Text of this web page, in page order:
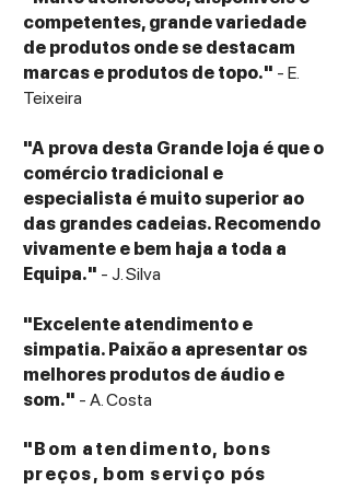
um aspecto de monitor puro — sem
adornos, sem compromissos.
ESPECIFICAÇÕES TÉCNICAS:
Screen: 55" OLED WRGB, response time 1
Resolution: 4K Ultra HD (3840 × 2160)
Brightness: approx. 800 cd/m² / Viewing
angle: 120°
HDR support: HLG, HDR10, HDR10+, Dolby
Vision IQ (incl. IQ Processing)
Wide Colour Gamut: Yes / UHD scaling, AI
Tuners: Twin triple-tuner (DVB-T2 / DVB-C
/ DVB-S2)
Dual channel: Yes — parallel USB recording
+ timeshift
(H.264), HEVC (H.265), H.266
Streaming: HD+, Zattoo supported
competentes, grande variedade
de produtos onde se destacam
marcas e produtos de topo." - E.
Teixeira
"A prova desta Grande loja é que o
comércio tradicional e
especialista é muito superior ao
das grandes cadeias. Recomendo
vivamente e bem haja a toda a
Equipa." - J. Silva
"Excelente atendimento e
simpatia. Paixão a apresentar os
melhores produtos de áudio e
som." - A. Costa
"Bom atendimento, bons
preços, bom serviço pós